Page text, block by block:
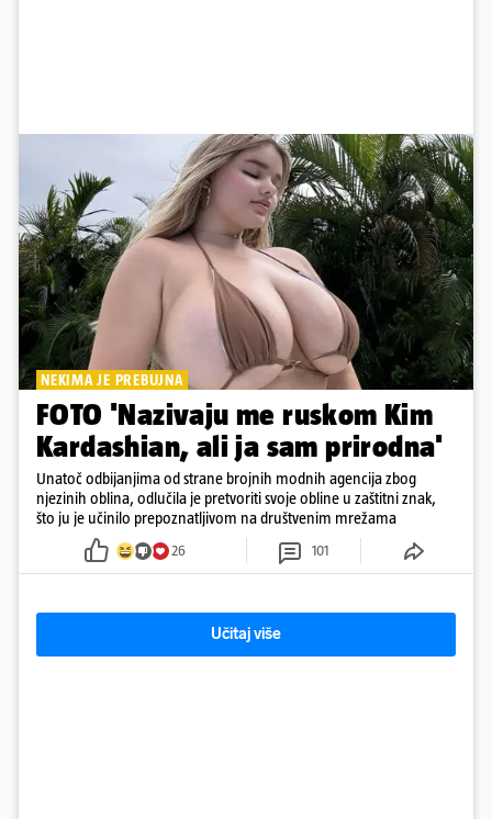
NEKIMA JE PREBUJNA
FOTO 'Nazivaju me ruskom Kim
Kardashian, ali ja sam prirodna'
Unatoč odbijanjima od strane brojnih modnih agencija zbog
njezinih oblina, odlučila je pretvoriti svoje obline u zaštitni znak,
što ju je učinilo prepoznatljivom na društvenim mrežama
26 101
Učitaj više